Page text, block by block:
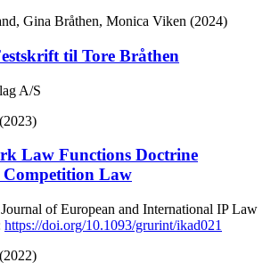
Gina Bråthen, Monica Viken (2024)
til Tore Bråthen
A/S
Law Functions Doctrine
Law
of European and International IP Law
https://doi.org/10.1093/grurint/ikad021